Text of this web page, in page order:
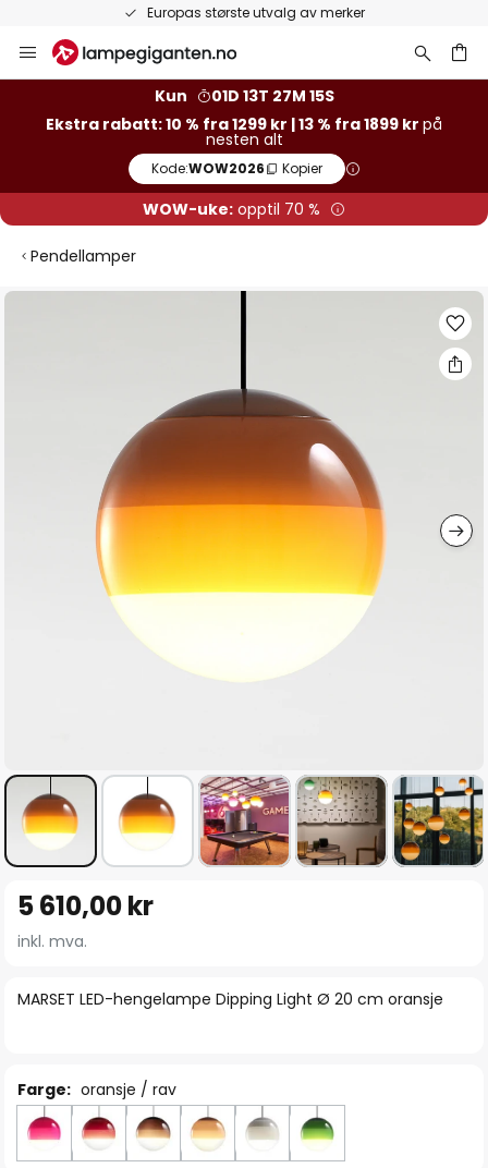
Europas største utvalg av merker
Hopp
til
Kun
01D 13T 27M 14S
Ekstra rabatt: 10 % fra 1299 kr | 13 % fra 1899 kr på
nesten alt
Kode:WOW2026 Kopier
WOW-uke: opptil 70 %
Pendellamper
Gå
begynnelsen
bildegalleri
MARSET LED-hengelampe Dipping Light Ø 20 cm oransje
5 610,00 kr
inkl. mva.
Farge: oransje / rav